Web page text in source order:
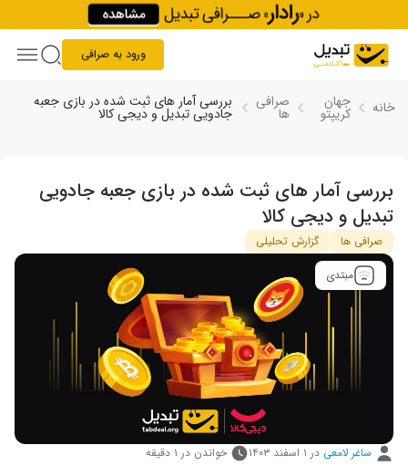
Skip to content
ورود به صرافی
خانه جهان
کریپتو
صرافی
ها
بررسی آمار های ثبت شده در بازی جعبه
جادویی تبدیل و دیجی‌ کالا
بررسی آمار های ثبت شده در بازی جعبه جادویی
تبدیل و دیجی‌ کالا
صرافی ها
گزارش تحلیلی
مبتدی
ساغر لامعی در ۱ اسفند ۱۴۰۳ خواندن در ۱ دقیقه